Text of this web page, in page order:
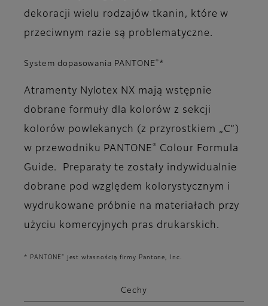
dekoracji wielu rodzajów tkanin, które w
przeciwnym razie są problematyczne.
System dopasowania PANTONE® *
Atramenty Nylotex NX mają wstępnie
dobrane formuły dla kolorów z sekcji
kolorów powlekanych (z przyrostkiem „C”)
w przewodniku PANTONE ®
Colour Formula
Guide. Preparaty te zostały indywidualnie
dobrane pod względem kolorystycznym i
wydrukowane próbnie na materiałach przy
użyciu komercyjnych pras drukarskich.
* PANTONE ® jest własnością firmy Pantone, Inc.
Cechy